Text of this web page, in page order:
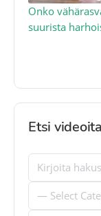
Onko
suurista
Etsi videoita